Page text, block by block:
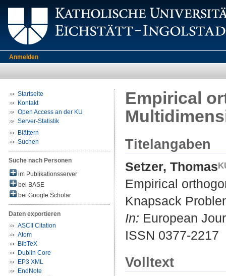
Anmelden
Startseite
Kontakt
Open Access an der KU
Server-Statistik
Blättern
Suchen
Suche nach Personen
im Publikationsserver
bei BASE
bei Google Scholar
Daten exportieren
ASCII Citation
Atom
BibTeX
Dublin Core
EP3 XML
EndNote
Empirical
Titelangaben
Setzer, Thomas
Empirical
Knapsack
In: European
ISSN 0377-2217
Volltext